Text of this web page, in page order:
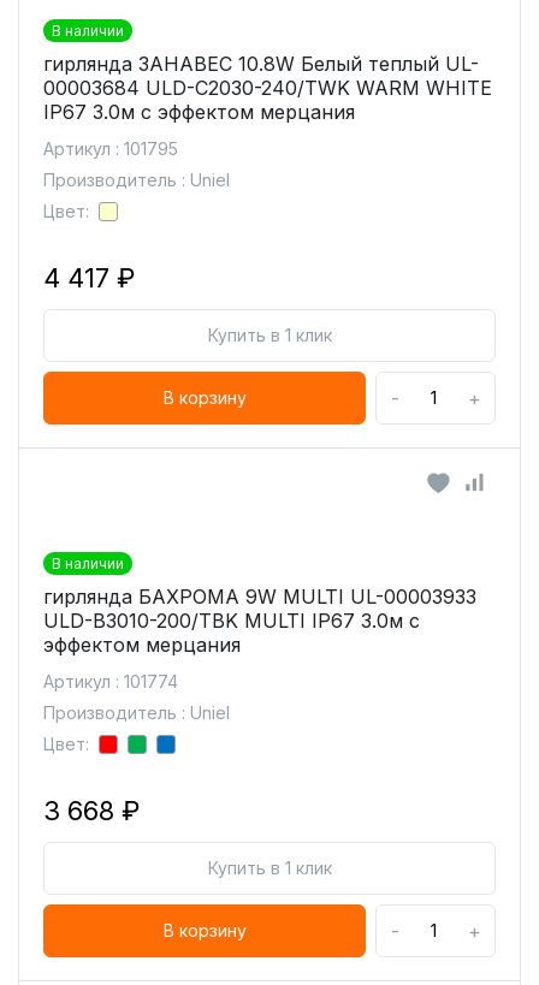
В наличии
гирлянда ЗАНАВЕС 10.8W Белый теплый UL-
00003684 ULD-C2030-240/TWK WARM WHITE
IP67 3.0м с эффектом мерцания
Артикул : 101795
Производитель : Uniel
Цвет:
4 417 ₽
Купить в 1 клик
В корзину - +
В наличии
гирлянда БАХРОМА 9W MULTI UL-00003933
ULD-B3010-200/TBK MULTI IP67 3.0м с
эффектом мерцания
Артикул : 101774
Производитель : Uniel
Цвет:
3 668 ₽
Купить в 1 клик
В корзину - +